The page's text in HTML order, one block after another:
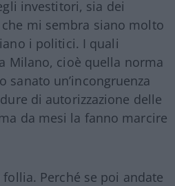
investitori, sia dei
mi sembra siano molto
i politici. I quali
Milano, cioè quella norma
sanato un’incongruenza
di autorizzazione delle
da mesi la fanno marcire
Perché se poi andate